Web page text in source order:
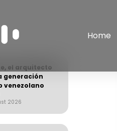
Home
el arquitecto
generación
venezolano
2026